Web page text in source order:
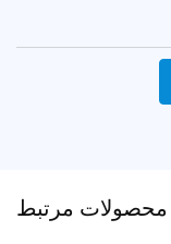
محصولات مرتبط